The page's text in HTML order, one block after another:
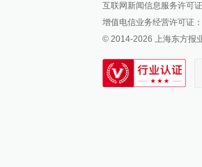
派生万物
IP
SIXTH
互联网新闻信息服务许可
增值电信业务经营许可证
© 2014-2026 上海东方报